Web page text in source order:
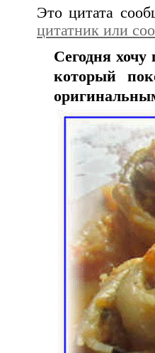
Это цитата
цитатник или
Сегодня
который